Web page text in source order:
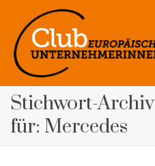
Stichwort-Archiv
für: Mercedes